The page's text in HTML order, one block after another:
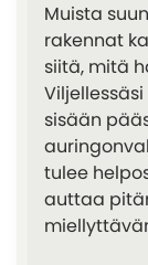
Muista
rakennat
siitä, mitä
sisään
tulee
auttaa